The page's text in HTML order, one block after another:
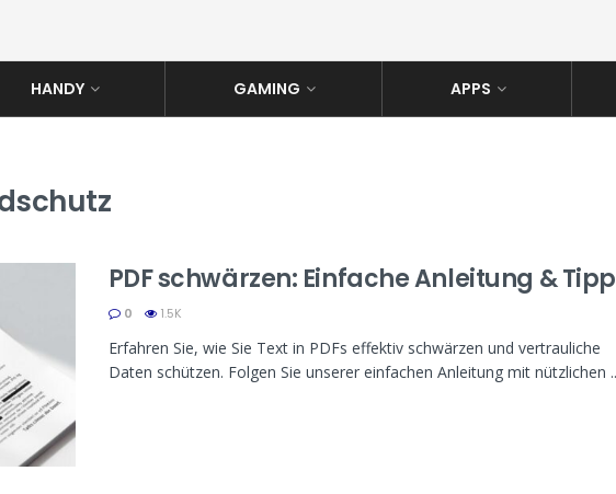
HANDY GAMING APPS
PDF schwärzen: Einfache Anleitung &
0 1.5K
Erfahren Sie, wie Sie Text in PDFs effektiv schwärzen und vertrauliche
Daten schützen. Folgen Sie unserer einfachen Anleitung mit nützlichen